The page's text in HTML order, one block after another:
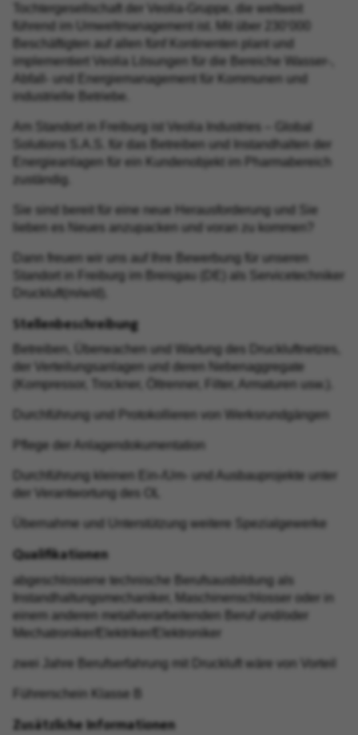
Tochtergesellschaft der Veolia-Gruppe, die weltweit
führend im Umweltmanagement ist. Mit über 230‘000
Beschäftigten auf allen fünf Kontinenten plant und
implementiert Veolia Lösungen für die Bereiche Wasser-,
Abfall- und Energiemanagement für Kommunen und
industrielle Betriebe.
Am Standort in Freiburg ist Veolia Industries – Global
Solutions S.A.S. für das Betreiben und Instandhalten der
Energieanlagen für ein Kundenobjekt im Pharmabereich
zuständig.
Sie sind bereit für eine neue Herausforderung und Sie
lieben es Neues anzupacken und voran zu kommen?
Dann freuen wir uns auf Ihre Bewerbung für unseren
Standort in Freiburg im Breisgau (DE) als Servicetechniker
Druckluft(m/w/d).
Stellenbeschreibung
Betreiben, Überwachen und Wartung des Druckluftnetzes,
der Verteilungsanlagen und deren Nebenaggregate
(Kompressor, Trockner, Öltrenner, Filter, Armaturen usw.).
Durchführung und Protokollieren von Werksrundgängen
Pflege der Anlagendokumentation
Durchführung kleinen Ein-/Um- und Ausbauprojekte unter
der Verantwortung des OL
Übernahme und Unterstützung weitere Spezialgewerke
Qualifikationen
abgeschlossene technische Berufsausbildung als
Instandhaltungsmechaniker, Maschinenschlosser oder in
einem anderen metallverarbeitenden Beruf und/oder
Mechatroniker/Elektriker/Elektroniker
zwei Jahre Berufserfahrung mit Druckluft wäre von Vorteil
Führerschein Klasse B
Zusätzliche Informationen